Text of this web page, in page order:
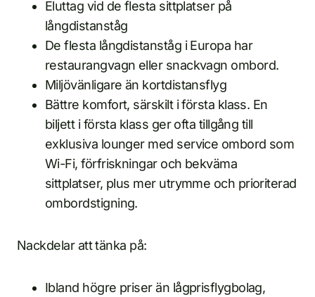
Eluttag vid de flesta sittplatser på
långdistanståg
De flesta långdistanståg i Europa har
restaurangvagn eller snackvagn ombord.
Miljövänligare än kortdistansflyg
Bättre komfort, särskilt i första klass. En
biljett i första klass ger ofta tillgång till
exklusiva lounger med service ombord som
Wi-Fi, förfriskningar och bekväma
sittplatser, plus mer utrymme och prioriterad
ombordstigning.
Nackdelar att tänka på:
Ibland högre priser än lågprisflygbolag,